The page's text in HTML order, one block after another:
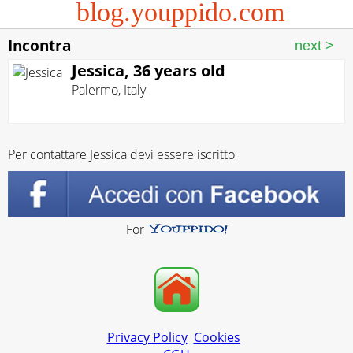
blog.youppido.com
Incontra
Jessica, 36 years old
Palermo, Italy
Per contattare Jessica devi essere iscritto
For
Privacy Policy Cookies